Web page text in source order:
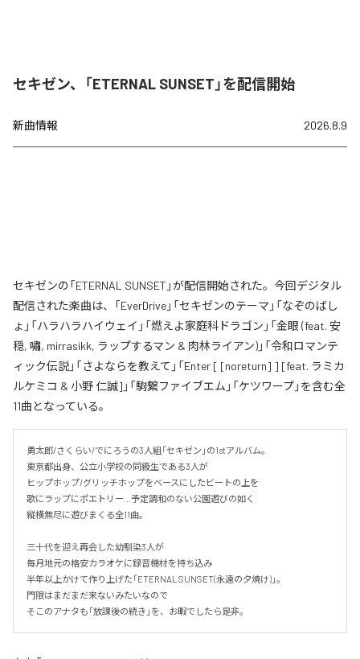
セキゼン、「ETERNAL SUNSET」を配信開始
新曲情報 2026.8.9
セキゼンの「ETERNAL SUNSET」が配信開始された。今回デジタル
配信された楽曲は、「EverDrive」「セキゼンのテーマ」「なぞのばし
ょ」「ハラハラハイウェイ」「燃えよ家庭科ドラゴン」「金眼 (feat. 安
穏, 嘯, mirrasikk, ラップするマン & 肉林ライアン)」「令和ロマンテ
ィック伝説」「さよならを教えて」「Enter [ [noreturn] ] [feat. ラミカ
ルケミコ & 小野 仁誠]」「駒繋ファイブエム」「ケツワープ」を含む全
11曲となっている。
勇太郎/さくらい/でにろうの3人組「セキゼン」の1stアルバム。
東京都出身、公立小学校の同級生である3人が
ヒップホップ/グリッチホップをベースにしたビートの上を
歌にラップにポエトリー…予定調和のない公園遊びの如く
縦横無尽に遊びまくる全11曲。
三十代を迎え再会した幼馴染3人が
毎月地元の格安カラオケに録音機材を持ち込み
半年以上かけて作り上げた「ETERNAL SUNSET(永遠の夕焼け)」。
門限はまだまだ来ないみたいなので
そこのアナタも「放課後の続き」を、お暇でしたら是非。